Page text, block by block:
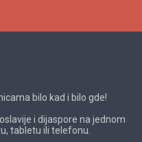
bilo kad i bilo gde!
i dijaspore na jednom
tabletu ili telefonu.